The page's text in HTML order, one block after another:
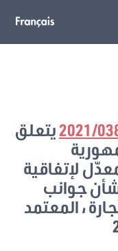
يتعلق
لإتفاقية
جوانب
، المعتمد